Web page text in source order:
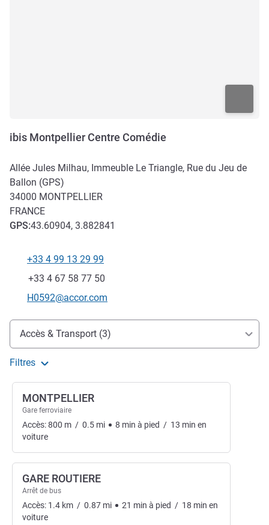
ibis Montpellier Centre Comédie
Allée Jules Milhau, Immeuble Le Triangle, Rue du Jeu de
Ballon (GPS)
34000 MONTPELLIER
FRANCE
GPS:43.60904, 3.882841
Téléphone
+33 4 99 13 29 99
Fax
+33 4 67 58 77 50
Email de contact
H0592@accor.com
Accès et transports
Accès & Transport (3)
Filtres
MONTPELLIER
Gare ferroviaire
Accès:800 m / 0.5 mi 8 min à pied / 13 min en
voiture
GARE ROUTIERE
Arrêt de bus
Accès: 1.4 km / 0.87 mi 21 min à pied / 18 min en
voiture